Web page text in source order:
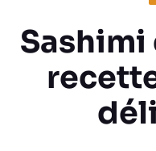
Sashimi